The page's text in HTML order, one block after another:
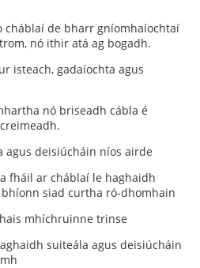
cháblaí de bharr gníomhaíochtaí
nó ithir atá ag bogadh.
isteach, gadaíochta agus
nó briseadh cábla é
agus deisiúcháin níos airde
fháil ar cháblaí le haghaidh
siad curtha ró-dhomhain
mhíchruinne trinse
suiteála agus deisiúcháin